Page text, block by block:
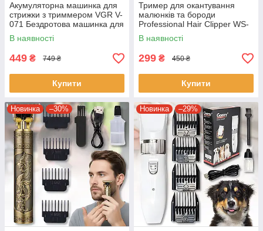
Акумуляторна машинка для
стрижки з триммером VGR V-
071 Бездротова машинка для
стрижки волосся
В наявності
449 ₴ 749 ₴
Купити
Тример для окантування
малюнків та бороди
Professional Hair Clipper WS-
T99 Машинка для стрижки
волосся
В наявності
299 ₴ 450 ₴
Купити
Новинка –30% Новинка –29%